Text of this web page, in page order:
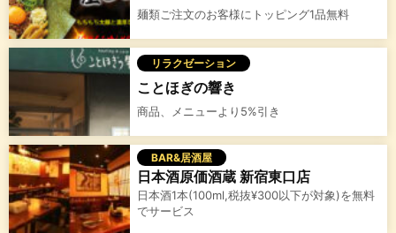
麺類ご注文のお客様にトッピング1品無料
リラクゼーション
ことほぎの響き
商品、メニューより5%引き
BAR&居酒屋
日本酒原価酒蔵 新宿東口店
日本酒1本(100ml,税抜¥300以下が対象)を無料
でサービス